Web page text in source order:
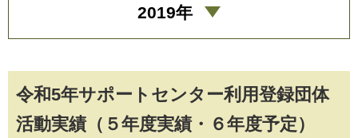
令和5年サポートセンター利用登録団体
活動実績（５年度実績・６年度予定）
2019年